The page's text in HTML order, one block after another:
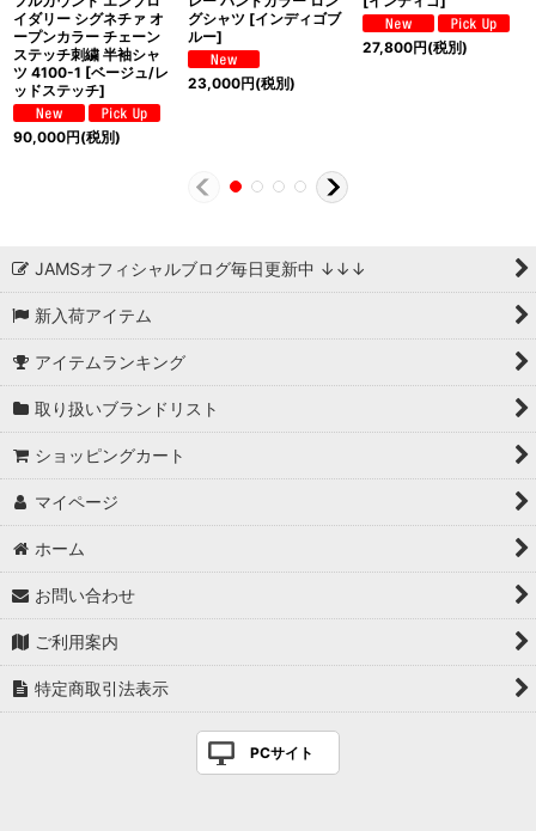
イダリー シグネチァ オ
ープンカラー チェーン
ステッチ刺繍 半袖シャ
ツ 4100-1 [ベージュ/レ
ッドステッチ]
90,000円(税別)
グシャツ [インディゴブ
ルー]
23,000円(税別)
27,800円(税別)
JAMSオフィシャルブログ毎日更新中 ↓↓↓
新入荷アイテム
アイテムランキング
取り扱いブランドリスト
ショッピングカート
マイページ
ホーム
お問い合わせ
ご利用案内
特定商取引法表示
PCサイト